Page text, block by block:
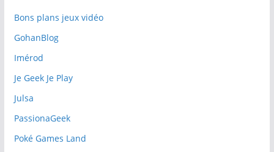
Bons plans jeux vidéo
GohanBlog
Imérod
Je Geek Je Play
Julsa
PassionaGeek
Poké Games Land